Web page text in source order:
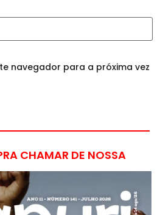
navegador para a próxima vez
CHAMAR DE NOSSA